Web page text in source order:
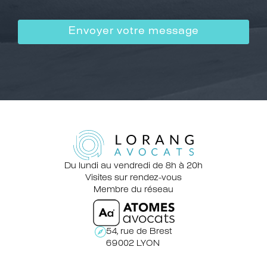
Du lundi au vendredi de 8h à 20h
Visites sur rendez-vous
54, rue de Brest
69002 LYON
Membre du réseau